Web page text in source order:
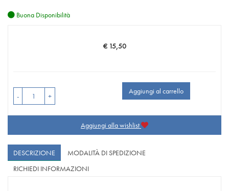
Buona Disponibilità
Prezzo
€ 15,50
- +
Aggiungi al carrello
Aggiungi alla wishlist
DESCRIZIONE
MODALITÀ DI SPEDIZIONE
RICHIEDI INFORMAZIONI